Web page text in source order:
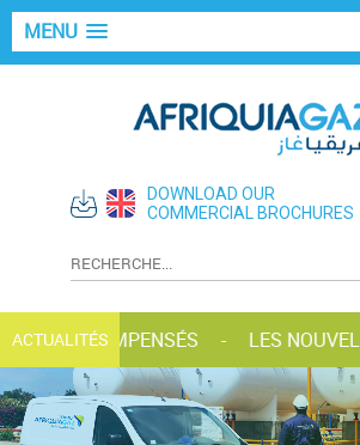
MENU
DOWNLOAD OUR
COMMERCIAL BROCHURES
ACTUALITÉS
RÉCOMPENSÉS LES